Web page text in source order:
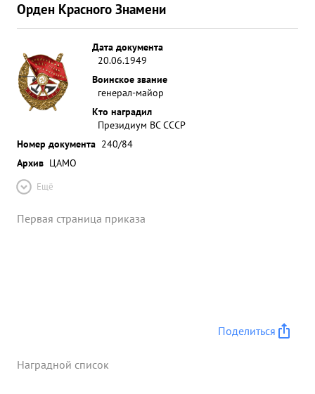
Орден Красного Знамени
Дата документа
20.06.1949
Воинское звание
генерал-майор
Кто наградил
Президиум ВС СССР
Номер документа 240/84
Архив ЦАМО
Ещё
Первая страница приказа
Поделиться
Наградной список